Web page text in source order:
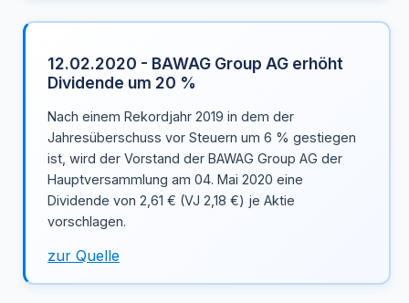
12.02.2020 - BAWAG Group AG erhöht
Dividende um 20 %
Nach einem Rekordjahr 2019 in dem der
Jahresüberschuss vor Steuern um 6 % gestiegen
ist, wird der Vorstand der BAWAG Group AG der
Hauptversammlung am 04. Mai 2020 eine
Dividende von 2,61 € (VJ 2,18 €) je Aktie
vorschlagen.
zur Quelle